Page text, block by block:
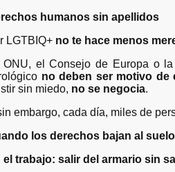
humanos sin apellidos
LGTBIQ+ no te hace menos
ONU, el Consejo de Europa o
no deben ser motivo de
sin miedo, no se negocia.
embargo, cada día, miles de
los derechos bajan al
el trabajo: salir del armario sin